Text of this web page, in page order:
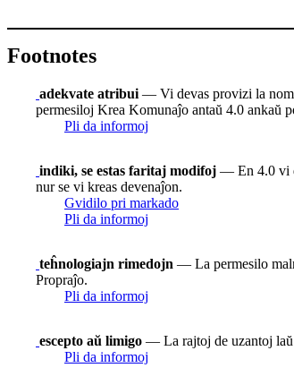
Footnotes
adekvate atribui — Vi devas provizi la
permesiloj Krea Komunaĵo antaŭ 4.0 ankaŭ
Pli da informoj
indiki, se estas faritaj modifoj — En 4.0 vi
nur se vi kreas devenaĵon.
Gvidilo pri markado
Pli da informoj
teĥnologiajn rimedojn — La permesilo
Propraĵo.
Pli da informoj
escepto aŭ limigo — La rajtoj de uzantoj laŭ
Pli da informoj